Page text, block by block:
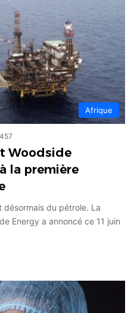
Afrique
457
Woodside
la première
désormais du pétrole. La
Energy a annoncé ce 11 juin